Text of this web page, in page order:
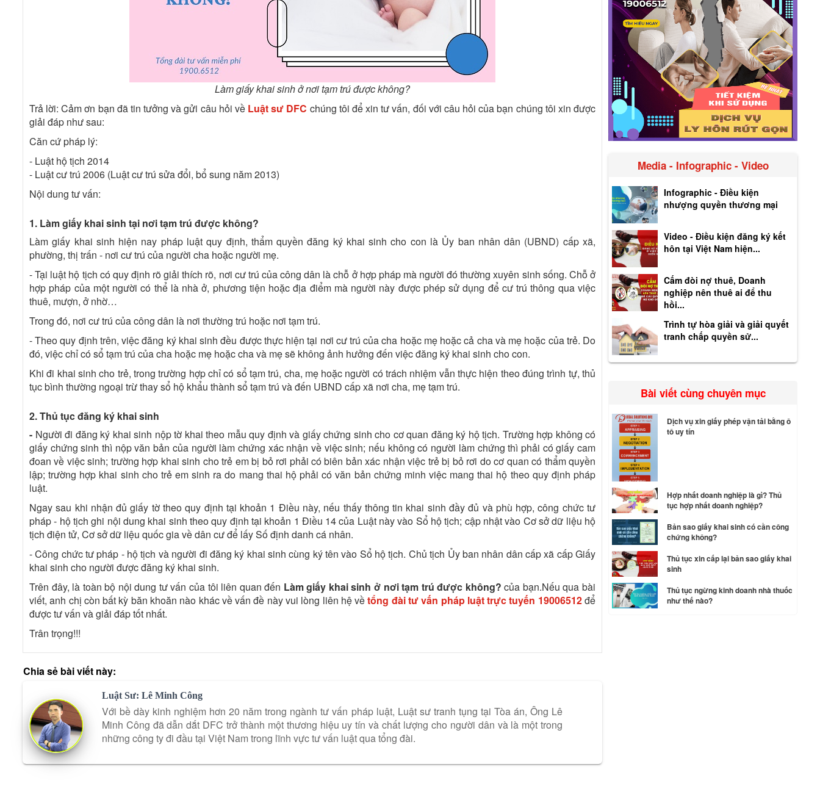
Làm giấy khai sinh ở nơi tạm trú được không?
Trả lời: Cảm ơn bạn đã tin tưởng và gửi câu hỏi về Luật sư DFC chúng tôi để xin tư vấn, đối với câu hỏi của bạn chúng tôi xin được
giải đáp như sau:
Căn cứ pháp lý:
- Luật hộ tịch 2014
- Luật cư trú 2006 (Luật cư trú sửa đổi, bổ sung năm 2013)
Nội dung tư vấn:
1. Làm giấy khai sinh tại nơi tạm trú được không?
Làm giấy khai sinh hiện nay pháp luật quy định, thẩm quyền đăng ký khai sinh cho con là Ủy ban nhân dân (UBND) cấp xã,
phường, thị trấn - nơi cư trú của người cha hoặc người mẹ.
- Tại luật hộ tịch có quy định rõgiải thích rõ, nơi cư trú của công dân là chỗ ở hợp pháp mà người đó thường xuyên sinh sống. Chỗ ở
hợp pháp của một người có thể là nhà ở, phương tiện hoặc địa điểm mà người này được phép sử dụng để cư trú thông qua việc
thuê, mượn, ở nhờ…
Trong đó, nơi cư trú của công dân là nơi thường trú hoặc nơi tạm trú.
- Theo quy định trên, việc đăng ký khai sinh đều được thực hiện tại nơi cư trú của cha hoặc mẹ hoặc cả cha và mẹ hoặc của trẻ. Do
đó, việc chỉ có sổ tạm trú của cha hoặc mẹ hoặc cha và mẹ sẽ không ảnh hưởng đến việc đăng ký khai sinh cho con.
Khi đi khai sinh cho trẻ, trong trường hợp chỉ có sổ tạm trú, cha, mẹ hoặc người có trách nhiệm vẫn thực hiện theo đúng trình tự, thủ
tục bình thường ngoại trừ thay sổ hộ khẩu thành sổ tạm trú và đến UBND cấp xã nơi cha, mẹ tạm trú.
2. Thủ tục đăng ký khai sinh
- Người đi đăng ký khai sinh nộp tờ khai theo mẫu quy định và giấy chứng sinh cho cơ quan đăng ký hộ tịch. Trường hợp không có
giấy chứng sinh thì nộp văn bản của người làm chứng xác nhận về việc sinh; nếu không có người làm chứng thì phải có giấy cam
đoan về việc sinh; trường hợp khai sinh cho trẻ em bị bỏ rơi phải có biên bản xác nhận việc trẻ bị bỏ rơi do cơ quan có thẩm quyền
lập; trường hợp khai sinh cho trẻ em sinh ra do mang thai hộ phải có văn bản chứng minh việc mang thai hộ theo quy định pháp
luật.
Ngay sau khi nhận đủ giấy tờ theo quy định tại khoản 1 Điều này, nếu thấy thông tin khai sinh đầy đủ và phù hợp, công chức tư
pháp - hộ tịch ghi nội dung khai sinh theo quy định tại khoản 1 Điều 14 của Luật này vào Sổ hộ tịch; cập nhật vào Cơ sở dữ liệu hộ
tịch điện tử, Cơ sở dữ liệu quốc gia về dân cư để lấy Số định danh cá nhân.
- Công chức tư pháp - hộ tịch và người đi đăng ký khai sinh cùng ký tên vào Sổ hộ tịch. Chủ tịch Ủy ban nhân dân cấp xã cấp Giấy
khai sinh cho người được đăng ký khai sinh.
Trên đây, là toàn bộ nội dung tư vấn của tôi liên quan đến Làm giấy khai sinh ở nơi tạm trú được không?của bạn.Nếu qua bài
viết, anh chị còn bất kỳ băn khoăn nào khác về vấn đề này vui lòng liên hệ vềtổng đài tư vấn pháp luật trực tuyến 19006512để
được tư vấn và giải đáp tốt nhất.
Trân trọng!!!
Chia sẻ bài viết này:
Luật Sư: Lê Minh Công
Với bề dày kinh nghiệm hơn 20 năm trong ngành tư vấn pháp luật, Luật sư tranh tụng tại Tòa án, Ông Lê
Minh Công đã dẫn dắt DFC trở thành một thương hiệu uy tín và chất lượng cho người dân và là một trong
những công ty đi đầu tại Việt Nam trong lĩnh vực tư vấn luật qua tổng đài.
Media - Infographic - Video
Infographic - Điều kiện
nhượng quyền thương mại
Video - Điều kiện đăng ký kết
hôn tại Việt Nam hiện...
Cấm đòi nợ thuê, Doanh
nghiệp nên thuê ai để thu
hồi...
Trình tự hòa giải và giải quyết
tranh chấp quyền sử...
Bài viết cùng chuyên mục
Dịch vụ xin giấy phép vận tải bằng ô
tô uy tín
Hợp nhất doanh nghiệp là gì? Thủ
tục hợp nhất doanh nghiệp?
Bản sao giấy khai sinh có cần công
chứng không?
Thủ tục xin cấp lại bản sao giấy khai
sinh
Thủ tục ngừng kinh doanh nhà thuốc
như thế nào?